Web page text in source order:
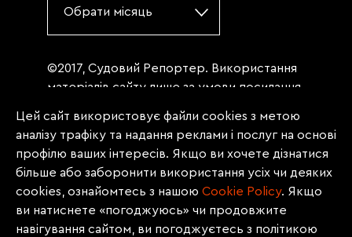
Обрати місяць
©2017, Судовий Репортер. Використання
матеріалів сайту лише за умови посилання
«Судовий репортер» не нижче третього
абзацу. Матеріали, щодо яких міститься
заборона на повну републікацію
(передрук, копіювання, відтворення або
інше використання), заборонено
передруковувати без згоди редакції.
Цей сайт використовує файли cookies з метою
аналізу трафіку та надання реклами і послуг на основі
профілю ваших інтересів. Якщо ви хочете дізнатися
більше або заборонити використання усіх чи деяких
cookies, ознайомтесь з нашою Сookie Policy. Якщо
ви натиснете «погоджуюсь» чи продовжите
навігування сайтом, ви погоджуєтесь з політикою